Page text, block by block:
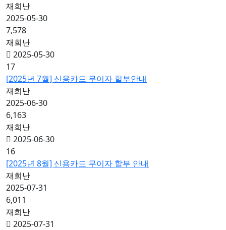
재희난
2025-05-30
7,578
재희난
2025-05-30
17
[2025년 7월] 신용카드 무이자 할부안내
재희난
2025-06-30
6,163
재희난
2025-06-30
16
[2025년 8월] 신용카드 무이자 할부 안내
재희난
2025-07-31
6,011
재희난
2025-07-31